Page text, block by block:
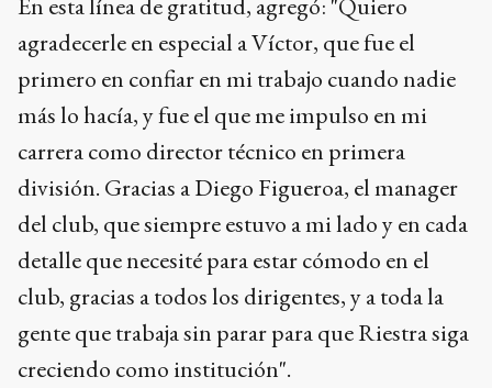
agradecerle en especial a Víctor, que fue el
primero en confiar en mi trabajo cuando nadie
más lo hacía, y fue el que me impulso en mi
carrera como director técnico en primera
división. Gracias a Diego Figueroa, el manager
del club, que siempre estuvo a mi lado y en cada
detalle que necesité para estar cómodo en el
club, gracias a todos los dirigentes, y a toda la
gente que trabaja sin parar para que Riestra siga
creciendo como institución".